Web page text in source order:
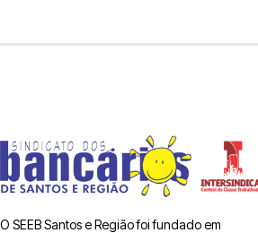
O SEEB Santos e Região foi fundado em